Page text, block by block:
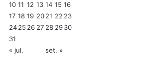
10 11 12 13 14 15 16
17 18 19 2021 22 23
2425 26 27 28 2930
31
« jul.
set. »